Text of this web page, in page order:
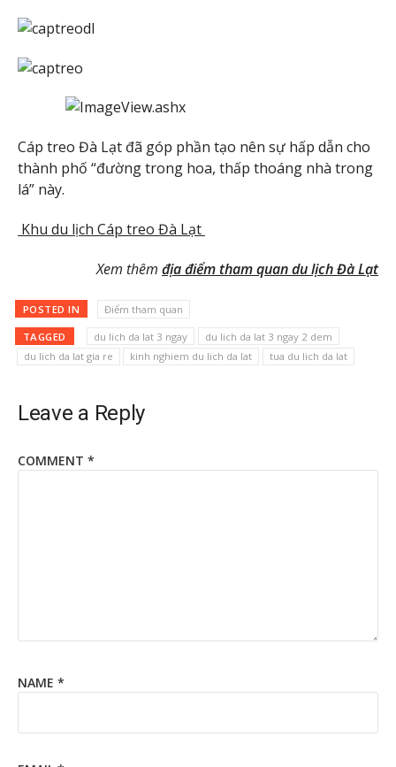
Cáp treo Đà Lạt đã góp phần tạo nên sự hấp dẫn cho
thành phố “đường trong hoa, thấp thoáng nhà trong
lá” này.
Khu du lịch Cáp treo Đà Lạt
Xem thêm địa điểm tham quan du lịch Đà Lạt
POSTED IN Điểm tham quan
TAGGED du lich da lat 3 ngay
du lich da lat 3 ngay 2 dem
du lich da lat gia re
kinh nghiem du lich da lat tua du lich da lat
Leave a Reply
COMMENT *
NAME *